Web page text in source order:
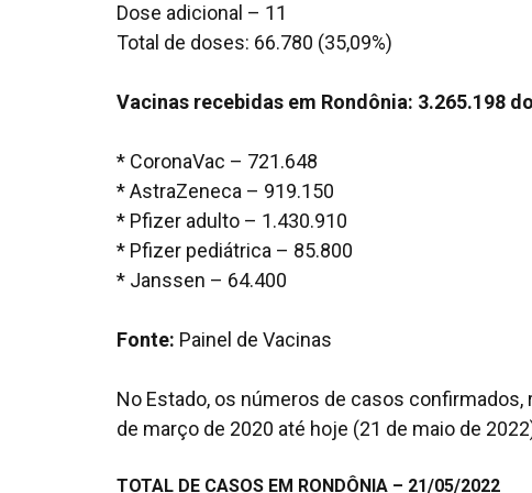
Dose adicional – 11
Total de doses: 66.780 (35,09%)
Vacinas recebidas em Rondônia: 3.265.198
* CoronaVac – 721.648
* AstraZeneca – 919.150
* Pfizer adulto – 1.430.910
* Pfizer pediátrica – 85.800
* Janssen – 64.400
Fonte: Painel de Vacinas
No Estado, os números de casos
de março de 2020 até hoje (21 de maio de
TOTAL DE CASOS EM RONDÔNIA – 21/05/2022